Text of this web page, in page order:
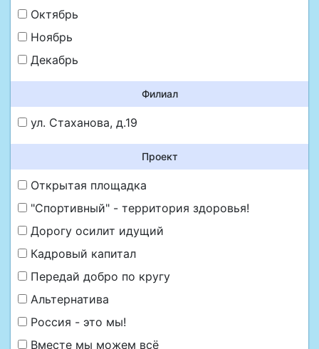
Октябрь
Ноябрь
Декабрь
Филиал
ул. Стаханова, д.19
Проект
Открытая площадка
"Спортивный" - территория здоровья!
Дорогу осилит идущий
Кадровый капитал
Передай добро по кругу
Альтернатива
Россия - это мы!
Вместе мы можем всё